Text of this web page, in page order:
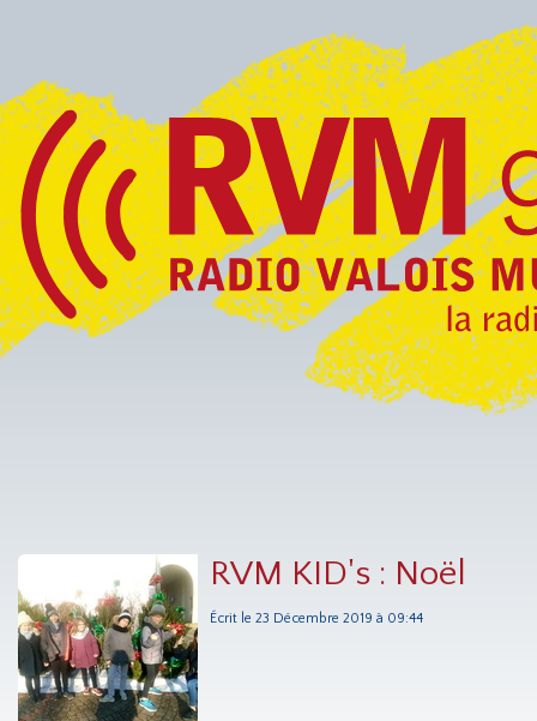
RVM KID's : Noël
Écrit le 23 Décembre 2019 à 09:44